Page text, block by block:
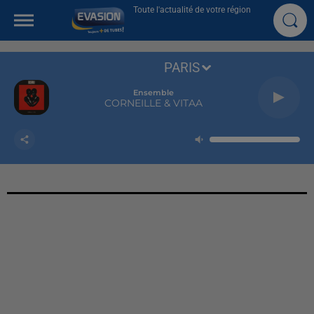
Toute l'actualité de votre région
Ensemble
CORNEILLE & VITAA
PARIS